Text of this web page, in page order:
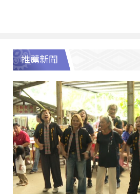
推薦新聞